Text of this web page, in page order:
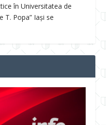
în Universitatea de
T. Popa” Iași se